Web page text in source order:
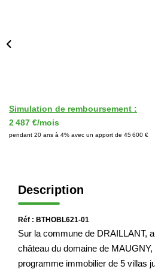
LE
Nos
Simulation de remboursement :
2 487 €/mois
pendant 20 ans à 4% avec un apport de 45 600 €
Description
Réf : BTHOBL621-01
Sur la commune de DRAILLANT,
château du domaine de
programme immobilier de 5 villas